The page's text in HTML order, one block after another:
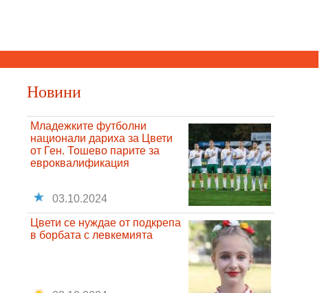
Новини
Младежките футболни
национали дариха за Цвети
от Ген. Тошево парите за
евроквалификация
03.10.2024
Цвети се нуждае от подкрепа
в борбата с левкемията